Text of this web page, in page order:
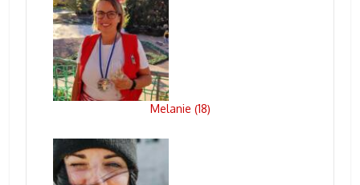
Melanie (18)